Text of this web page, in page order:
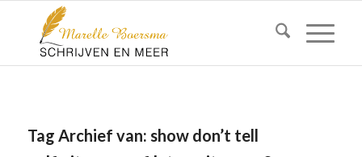
Tag Archief van: show don’t tell